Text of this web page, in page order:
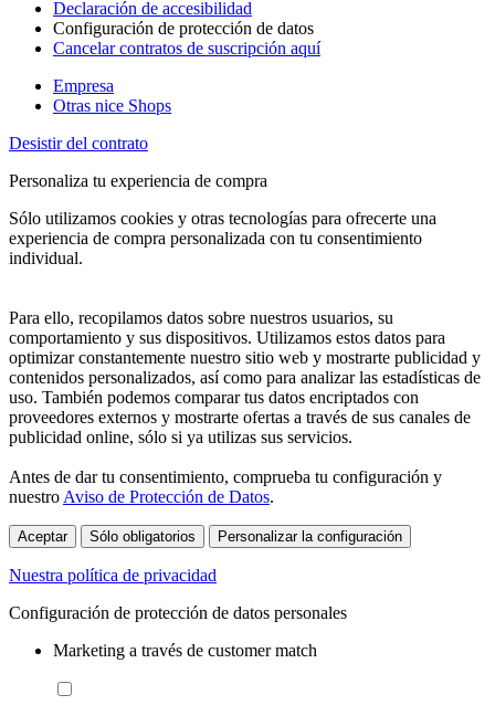
Declaración de accesibilidad
Configuración de protección de datos
Cancelar contratos de suscripción aquí
Empresa
Otras nice Shops
Desistir del contrato
Personaliza tu experiencia de compra
Sólo utilizamos cookies y otras tecnologías para ofrecerte una
experiencia de compra personalizada con tu consentimiento
individual.
Para ello, recopilamos datos sobre nuestros usuarios, su
comportamiento y sus dispositivos. Utilizamos estos datos para
optimizar constantemente nuestro sitio web y mostrarte publicidad y
contenidos personalizados, así como para analizar las estadísticas de
uso. También podemos comparar tus datos encriptados con
proveedores externos y mostrarte ofertas a través de sus canales de
publicidad online, sólo si ya utilizas sus servicios.
Antes de dar tu consentimiento, comprueba tu configuración y
nuestro Aviso de Protección de Datos.
Aceptar Sólo obligatorios Personalizar la configuración
Nuestra política de privacidad
Configuración de protección de datos personales
Marketing a través de customer match